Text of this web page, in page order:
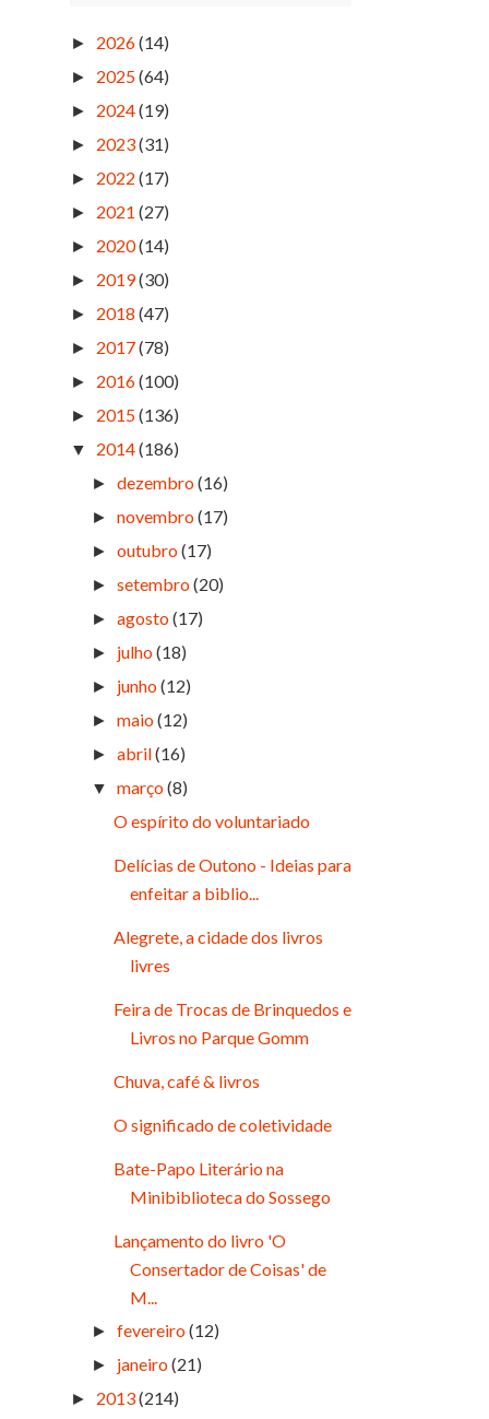
► 2026(14)
► 2025(64)
► 2024(19)
► 2023(31)
► 2022 (17)
► 2021 (27)
► 2020(14)
► 2019(30)
► 2018 (47)
► 2017(78)
► 2016(100)
► 2015(136)
▼ 2014(186)
►dezembro(16)
►novembro(17)
►outubro(17)
►setembro(20)
►agosto(17)
► julho(18)
► junho(12)
►maio(12)
►abril(16)
▼ março(8)
O espírito do voluntariado
Delícias de Outono - Ideias para
enfeitar a biblio...
Alegrete, a cidade dos livros
livres
Feira de Trocas de Brinquedos e
Livros no Parque Gomm
Chuva, café & livros
O significado de coletividade
Bate-Papo Literário na
Minibiblioteca do Sossego
Lançamento do livro 'O
Consertador de Coisas' de
M...
►fevereiro(12)
► janeiro(21)
► 2013(214)